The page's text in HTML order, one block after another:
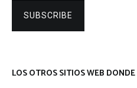
SUBSCRIBE
LOS OTROS SITIOS WEB